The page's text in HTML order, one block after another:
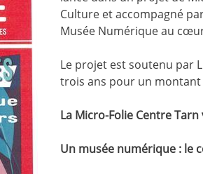
Culture et accompagné
Musée Numérique au
Le projet est soutenu par
trois ans pour un montant
La Micro-Folie Centre
Un musée numérique : le